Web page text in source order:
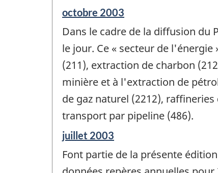
Période
référence
de
changement
-
octobre 2003
Dans le cadre de la diffusion du
le jour. Ce « secteur de
(211), extraction de charbon
minière et à l'extraction de
de gaz naturel (2212),
transport par pipeline (486).
Période
référence
de
juillet 2003
Font partie de la présente